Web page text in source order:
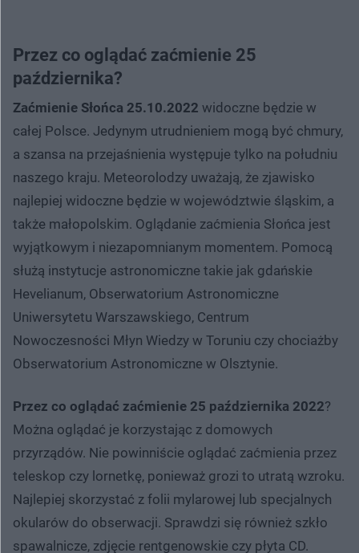
Przez co oglądać zaćmienie 25
października?
Zaćmienie Słońca 25.10.2022 widoczne będzie w
całej Polsce. Jedynym utrudnieniem mogą być chmury,
a szansa na przejaśnienia występuje tylko na południu
naszego kraju. Meteorolodzy uważają, że zjawisko
najlepiej widoczne będzie w województwie śląskim, a
także małopolskim. Oglądanie zaćmienia Słońca jest
wyjątkowym i niezapomnianym momentem. Pomocą
służą instytucje astronomiczne takie jak gdańskie
Hevelianum, Obserwatorium Astronomiczne
Uniwersytetu Warszawskiego, Centrum
Nowoczesności Młyn Wiedzy w Toruniu czy chociażby
Obserwatorium Astronomiczne w Olsztynie.
Przez co oglądać zaćmienie 25 października 2022?
Można oglądać je korzystając z domowych
przyrządów. Nie powinniście oglądać zaćmienia przez
teleskop czy lornetkę, ponieważ grozi to utratą wzroku.
Najlepiej skorzystać z folii mylarowej lub specjalnych
okularów do obserwacji. Sprawdzi się również szkło
spawalnicze, zdjęcie rentgenowskie czy płyta CD.